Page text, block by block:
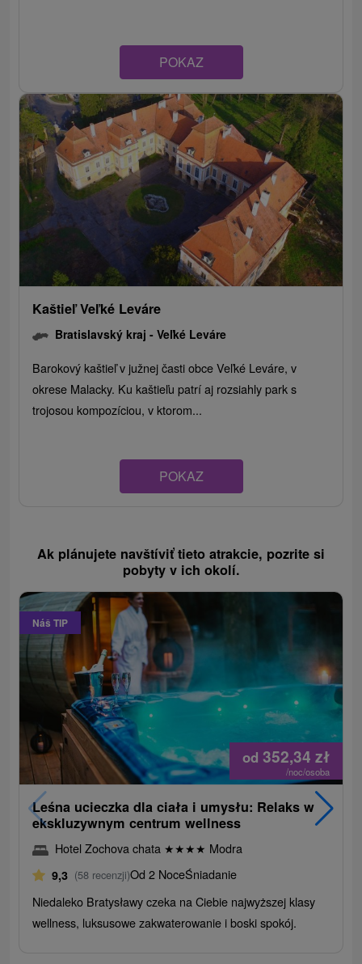
POKAZ
Kaštieľ Veľké Leváre
Bratislavský kraj -Veľké Leváre
Barokový kaštieľ v južnej časti obce Veľké Leváre, v
okrese Malacky. Ku kaštieľu patrí aj rozsiahly park s
trojosou kompozíciou, v ktorom...
POKAZ
Ak plánujete navštíviť tieto atrakcie, pozrite si
pobyty v ich okolí.
Náš TIP
od 352,34zł
/noc/osoba
Leśna ucieczka dla ciała i umysłu: Relaks w
ekskluzywnym centrum wellness
Hotel Zochova chata ★★★★ Modra
9,3 (58 recenzji)Od 2 NoceŚniadanie
Niedaleko Bratysławy czeka na Ciebie najwyższej klasy
wellness, luksusowe zakwaterowanie i boski spokój.